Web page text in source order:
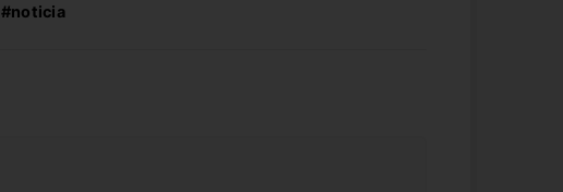
#noticia